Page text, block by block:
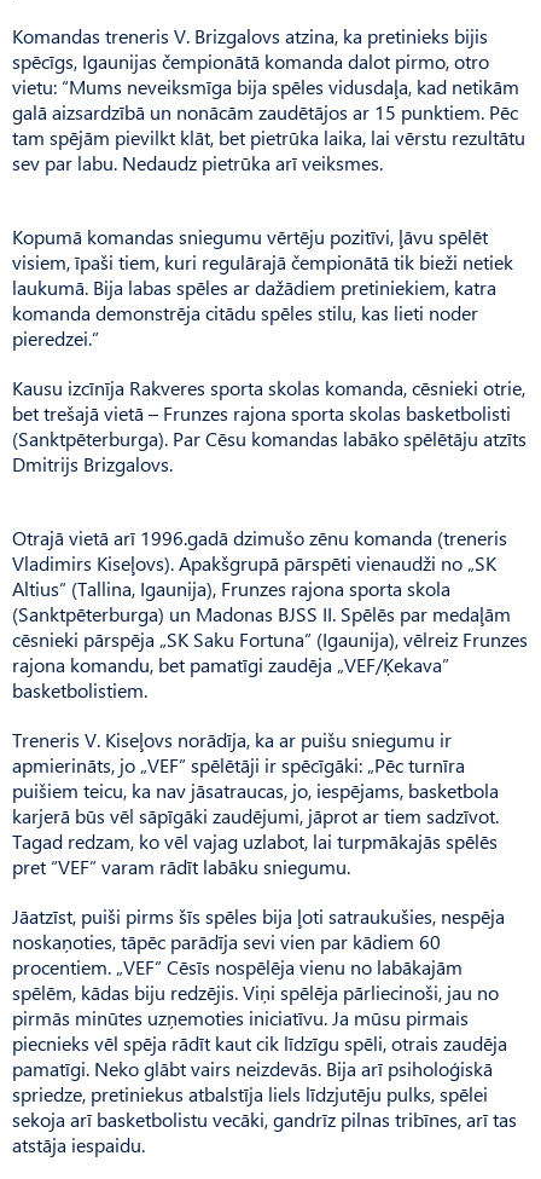
Komandas treneris V. Brizgalovs atzina, ka pretinieks bijis
spēcīgs, Igaunijas čempionātā komanda dalot pirmo, otro
vietu: “Mums neveiksmīga bija spēles vidusdaļa, kad netikām
galā aizsardzībā un nonācām zaudētājos ar 15 punktiem. Pēc
tam spējām pievilkt klāt, bet pietrūka laika, lai vērstu rezultātu
sev par labu. Nedaudz pietrūka arī veiksmes.
Kopumā komandas sniegumu vērtēju pozitīvi, ļāvu spēlēt
visiem, īpaši tiem, kuri regulārajā čempionātā tik bieži netiek
laukumā. Bija labas spēles ar dažādiem pretiniekiem, katra
komanda demonstrēja citādu spēles stilu, kas lieti noder
pieredzei.”
Kausu izcīnīja Rakveres sporta skolas komanda, cēsnieki otrie,
bet trešajā vietā – Frunzes rajona sporta skolas basketbolisti
(Sanktpēterburga). Par Cēsu komandas labāko spēlētāju atzīts
Dmitrijs Brizgalovs.
Otrajā vietā arī 1996.gadā dzimušo zēnu komanda (treneris
Vladimirs Kiseļovs). Apakšgrupā pārspēti vienaudži no „SK
Altius” (Tallina, Igaunija), Frunzes rajona sporta skola
(Sanktpēterburga) un Madonas BJSS II. Spēlēs par medaļām
cēsnieki pārspēja „SK Saku Fortuna” (Igaunija), vēlreiz Frunzes
rajona komandu, bet pamatīgi zaudēja „VEF/Ķekava”
basketbolistiem.
Treneris V. Kiseļovs norādīja, ka ar puišu sniegumu ir
apmierināts, jo „VEF” spēlētāji ir spēcīgāki: „Pēc turnīra
puišiem teicu, ka nav jāsatraucas, jo, iespējams, basketbola
karjerā būs vēl sāpīgāki zaudējumi, jāprot ar tiem sadzīvot.
Tagad redzam, ko vēl vajag uzlabot, lai turpmākajās spēlēs
pret “VEF” varam rādīt labāku sniegumu.
Jāatzīst, puiši pirms šīs spēles bija ļoti satraukušies, nespēja
noskaņoties, tāpēc parādīja sevi vien par kādiem 60
procentiem. „VEF” Cēsīs nospēlēja vienu no labākajām
spēlēm, kādas biju redzējis. Viņi spēlēja pārliecinoši, jau no
pirmās minūtes uzņemoties iniciatīvu. Ja mūsu pirmais
piecnieks vēl spēja rādīt kaut cik līdzīgu spēli, otrais zaudēja
pamatīgi. Neko glābt vairs neizdevās. Bija arī psiholoģiskā
spriedze, pretiniekus atbalstīja liels līdzjutēju pulks, spēlei
sekoja arī basketbolistu vecāki, gandrīz pilnas tribīnes, arī tas
atstāja iespaidu.